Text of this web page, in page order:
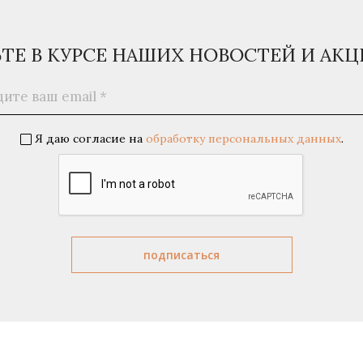
В КУРСЕ НАШИХ НОВОСТЕЙ И
Я даю согласие на обработку персональных данных.